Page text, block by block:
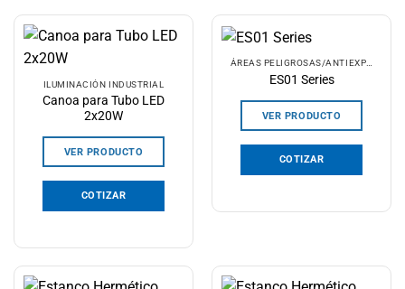
ILUMINACIÓN INDUSTRIAL
Canoa para Tubo LED
2x20W
VER PRODUCTO
COTIZAR
ES01 Series
VER PRODUCTO
COTIZAR